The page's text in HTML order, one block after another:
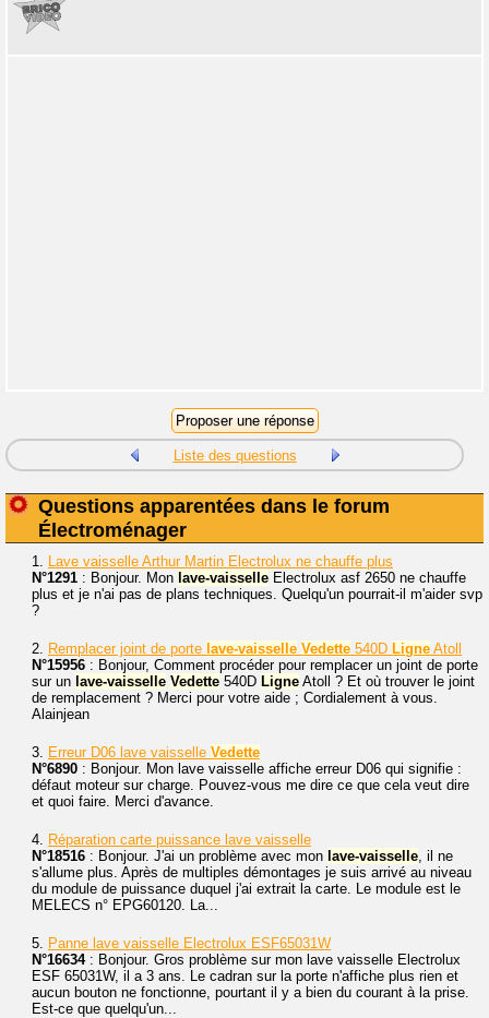
Liste des questions
Questions apparentées dans le forum
Électroménager
1. Lave vaisselle Arthur Martin Electrolux ne chauffe plus
N°1291 : Bonjour. Mon lave-vaisselle Electrolux asf 2650 ne chauffe
plus et je n'ai pas de plans techniques. Quelqu'un pourrait-il m'aider svp
?
2. Remplacer joint de porte lave-vaisselle Vedette 540D Ligne Atoll
N°15956 : Bonjour, Comment procéder pour remplacer un joint de porte
sur un lave-vaisselle Vedette 540D Ligne Atoll ? Et où trouver le joint
de remplacement ? Merci pour votre aide ; Cordialement à vous.
Alainjean
3. Erreur D06 lave vaisselle Vedette
N°6890 : Bonjour. Mon lave vaisselle affiche erreur D06 qui signifie :
défaut moteur sur charge. Pouvez-vous me dire ce que cela veut dire
et quoi faire. Merci d'avance.
4. Réparation carte puissance lave vaisselle
N°18516 : Bonjour. J'ai un problème avec mon lave-vaisselle, il ne
s'allume plus. Après de multiples démontages je suis arrivé au niveau
du module de puissance duquel j'ai extrait la carte. Le module est le
MELECS n° EPG60120. La...
5. Panne lave vaisselle Electrolux ESF65031W
N°16634: Bonjour. Gros problème sur mon lave vaisselle Electrolux
ESF 65031W, il a 3 ans. Le cadran sur la porte n'affiche plus rien et
aucun bouton ne fonctionne, pourtant il y a bien du courant à la prise.
Est-ce que quelqu'un...